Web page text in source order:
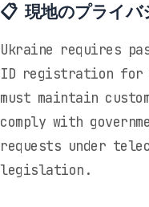
📋 現地のプライバ
Ukraine requires
ID registration for
must maintain
comply with
requests under
legislation.